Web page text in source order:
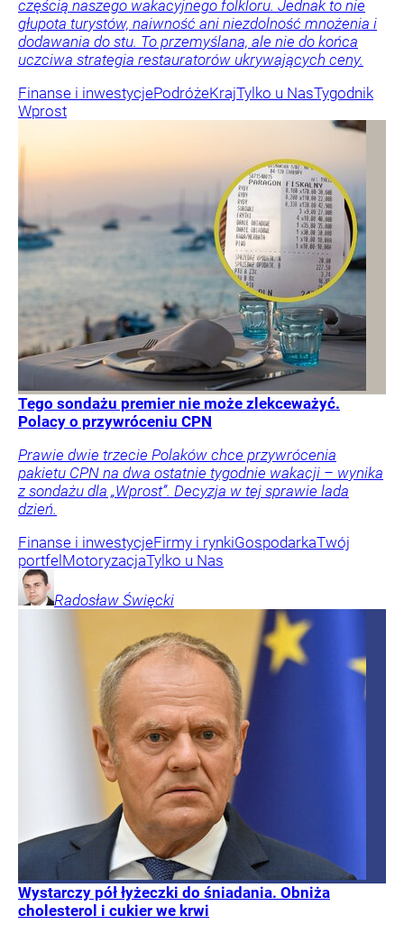
częścią naszego wakacyjnego folkloru. Jednak to nie
głupota turystów, naiwność ani niezdolność mnożenia i
dodawania do stu. To przemyślana, ale nie do końca
uczciwa strategia restauratorów ukrywających ceny.
Finanse i inwestycjePodróżeKrajTylko u NasTygodnik
Wprost
Tego sondażu premier nie może zlekceważyć.
Polacy o przywróceniu CPN
Prawie dwie trzecie Polaków chce przywrócenia
pakietu CPN na dwa ostatnie tygodnie wakacji – wynika
z sondażu dla „Wprost”. Decyzja w tej sprawie lada
dzień.
Finanse i inwestycjeFirmy i rynkiGospodarkaTwój
portfel MotoryzacjaTylko u Nas
Radosław Święcki
Wystarczy pół łyżeczki do śniadania. Obniża
cholesterol i cukier we krwi